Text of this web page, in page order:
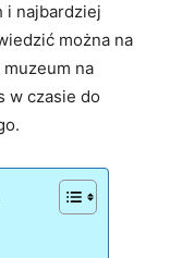
i najbardziej
można na
na
w czasie do